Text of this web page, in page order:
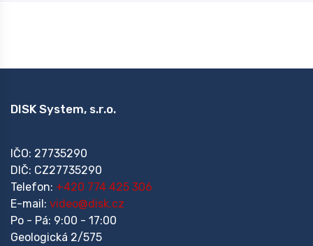
DISK System, s.r.o.
IČO: 27735290
DIČ: CZ27735290
Telefon: +420 774 425 306
E-mail: video@disk.cz
Po - Pá: 9:00 - 17:00
Geologická 2/575